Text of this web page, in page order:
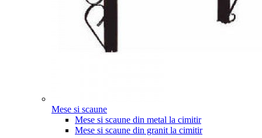
Mese si scaune
Mese si scaune din metal la cimitir
Mese si scaune din granit la cimitir